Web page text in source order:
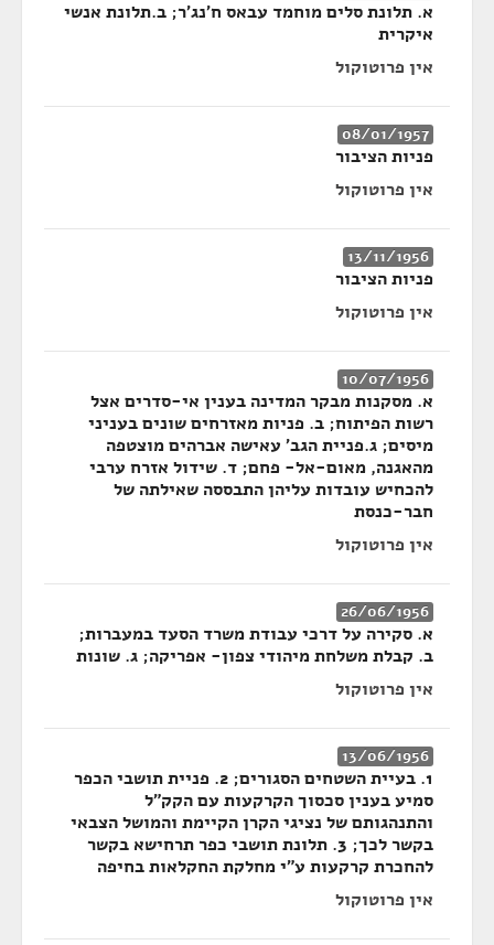
א. תלונת סלים מוחמד עבאס ח'נג'ר; ב.תלונת אנשי
איקרית
אין פרוטוקול
08/01/1957
פניות הציבור
אין פרוטוקול
13/11/1956
פניות הציבור
אין פרוטוקול
10/07/1956
א. מסקנות מבקר המדינה בענין אי-סדרים אצל
רשות הפיתוח; ב. פניות מאזרחים שונים בעניני
מיסים; ג.פניית הגב' עאישה אברהים מוצטפה
מהאגנה, מאום-אל- פחם; ד. שידול אזרח ערבי
להכחיש עובדות עליהן התבססה שאילתה של
חבר-כנסת
אין פרוטוקול
26/06/1956
א. סקירה על דרכי עבודת משרד הסעד במעברות;
ב. קבלת משלחת מיהודי צפון- אפריקה; ג. שונות
אין פרוטוקול
13/06/1956
1. בעיית השטחים הסגורים; 2. פניית תושבי הכפר
סמיע בענין סכסוך הקרקעות עם הקק"ל
והתנהגותם של נציגי הקרן הקיימת והמושל הצבאי
בקשר לכך; 3. תלונת תושבי כפר תרחישא בקשר
להחכרת קרקעות ע"י מחלקת החקלאות בחיפה
אין פרוטוקול